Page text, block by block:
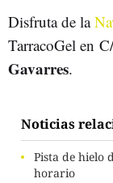
Disfruta de la
TarracoGel en
Gavarres.
Noticias
Pista de hielo
horario